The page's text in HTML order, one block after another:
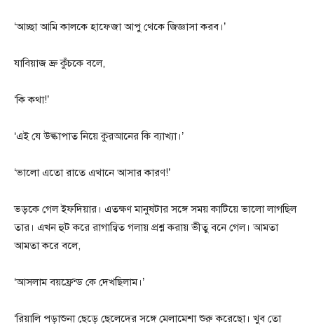
‘আচ্ছা আমি কালকে হাফেজা আপু থেকে জিজ্ঞাসা করব।’
যাবিয়াজ ভ্রু কুঁচকে বলে,
‘কি কথা!’
‘এই যে উল্কাপাত নিয়ে কুরআনের কি ব্যাখ্যা।’
‘ভালো এতো রাতে এখানে আসার কারণ!’
ভড়কে গেল ইফদিয়ার। এতক্ষণ মানুষটার সঙ্গে সময় কাটিয়ে ভালো লাগছিল
তার। এখন হুট করে রাগান্বিত গলায় প্রশ্ন করায় ভীতু বনে গেল। আমতা
আমতা করে বলে,
‘আসলাম বয়ফ্রেন্ড কে দেখছিলাম।’
‘রিয়ালি পড়াশুনা ছেড়ে ছেলেদের সঙ্গে মেলামেশা শুরু করেছো। খুব তো